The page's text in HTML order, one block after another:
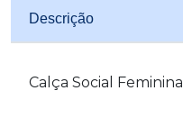
Descrição
Calça Social Feminina